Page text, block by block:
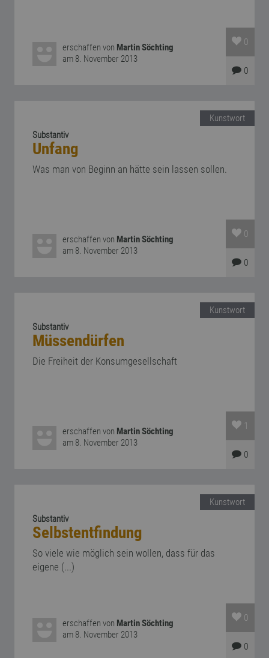
erschaffen von Martin Söchting
am 8. November 2013
0
0
Kunstwort
Substantiv
Unfang
Was man von Beginn an hätte sein lassen sollen.
erschaffen von Martin Söchting
am 8. November 2013
0
0
Kunstwort
Substantiv
Müssendürfen
Die Freiheit der Konsumgesellschaft
erschaffen von Martin Söchting
am 8. November 2013
1
0
Kunstwort
Substantiv
Selbstentfindung
So viele wie möglich sein wollen, dass für das
eigene (...)
erschaffen von Martin Söchting
am 8. November 2013
0
0